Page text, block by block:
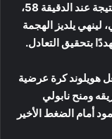
في الشوط الثاني، نجح يوفنتوس في تعديل النتيجة عند الدقيقة 58،
لينهي يلديز الهجمة
بتحقيق التعادل.
ومع الدقيقة 78، استغل هويلوند كرة عرضية
ومنح نابولي
أمام الضغط الأخير